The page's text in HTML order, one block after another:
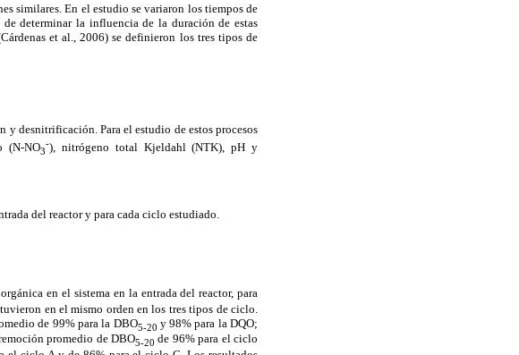
similares. En el estudio se variaron los tiempos de
determinar la influencia de la duración de estas
et al., 2006) se definieron los tres tipos de
desnitrificación. Para el estudio de estos procesos
(N-NO3
-), nitrógeno total Kjeldahl (NTK), pH y
del reactor y para cada ciclo estudiado.
en el sistema en la entrada del reactor, para
en el mismo orden en los tres tipos de ciclo.
de 99% para la DBO5-20 y 98% para la DQO;
promedio de DBO5-20 de 96% para el ciclo